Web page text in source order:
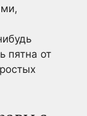
пятна от